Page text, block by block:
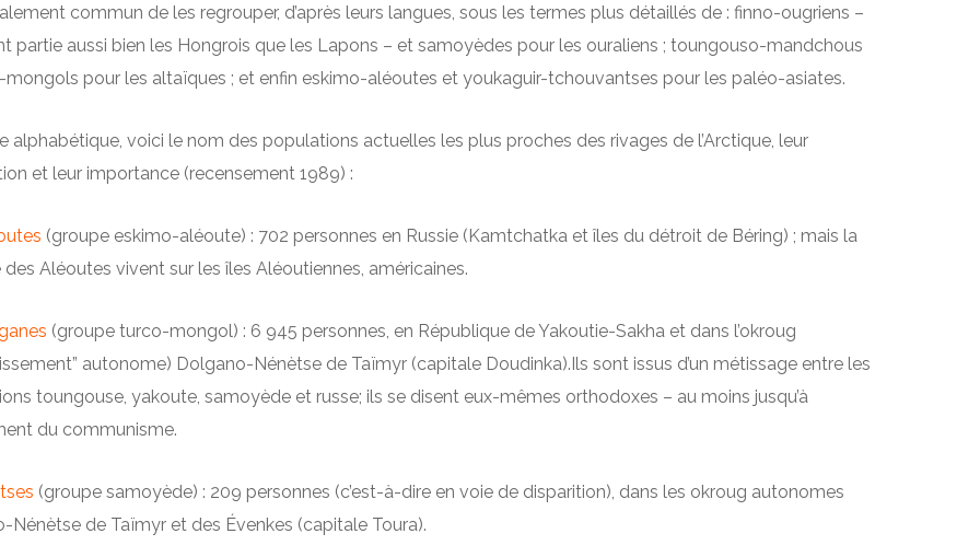
commun de les regrouper, d’après leurs langues, sous les termes plus détaillés de : finno-ougriens –
partie aussi bien les Hongrois que les Lapons – et samoyèdes pour les ouraliens ; toungouso-mandchous
pour les altaïques ; et enfin eskimo-aléoutes et youkaguir-tchouvantses pour les paléo-asiates.
alphabétique, voici le nom des populations actuelles les plus proches des rivages de l’Arctique, leur
et leur importance (recensement 1989) :
(groupe eskimo-aléoute) : 702 personnes en Russie (Kamtchatka et îles du détroit de Béring) ; mais la
des Aléoutes vivent sur les îles Aléoutiennes, américaines.
(groupe turco-mongol) : 6 945 personnes, en République de Yakoutie-Sakha et dans l’okroug
autonome) Dolgano-Nénètse de Taïmyr (capitale Doudinka).Ils sont issus d’un métissage entre les
toungouse, yakoute, samoyède et russe; ils se disent eux-mêmes orthodoxes – au moins jusqu’à
du communisme.
(groupe samoyède) : 209 personnes (c’est-à-dire en voie de disparition), dans les okroug autonomes
Nénètse de Taïmyr et des Évenkes (capitale Toura).